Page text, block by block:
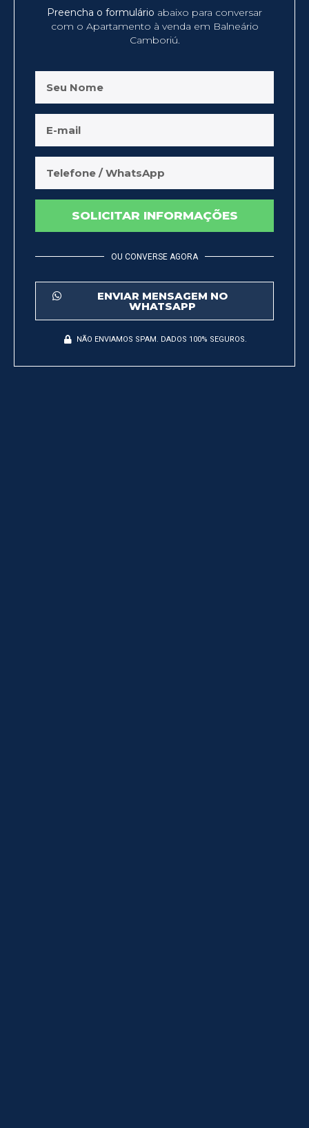
Preencha o formulário abaixo para conversar
com o Apartamento à venda em Balneário
Camboriú.
SOLICITAR INFORMAÇÕES
OU CONVERSE AGORA
ENVIAR MENSAGEM NO
WHATSAPP
NÃO ENVIAMOS SPAM. DADOS 100% SEGUROS.